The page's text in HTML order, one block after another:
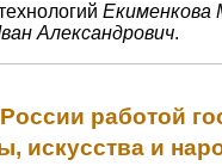
Екименкова
Александрович.
работой
искусства и